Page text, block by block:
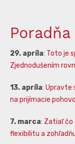
Poradňa
29. apríla: Toto je
Zjednodušením
13. apríla: Upravte
na prijímacie
7. marca: Zatiaľ čo
flexibilitu a